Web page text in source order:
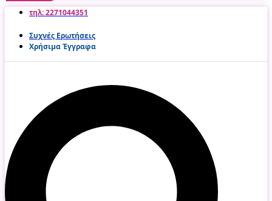
τηλ: 2271044351
Συχνές Ερωτήσεις
Χρήσιμα Έγγραφα